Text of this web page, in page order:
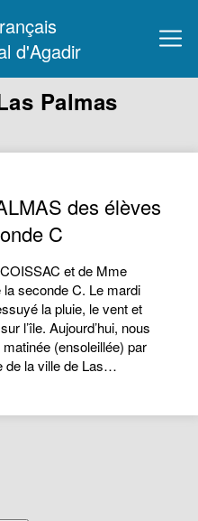
d'Agadir
Palmas
des élèves
C
et de Mme
seconde C. Le mardi
la pluie, le vent et
l’île. Aujourd’hui, nous
(ensoleillée) par
de la ville de Las…